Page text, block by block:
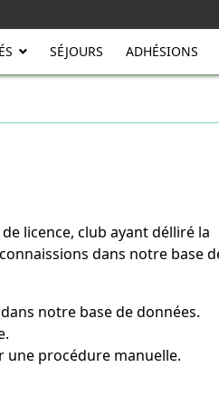
SÉJOURS ADHÉSIONS
licence, club ayant délliré la
dans notre base
notre base de données.
une procédure manuelle.